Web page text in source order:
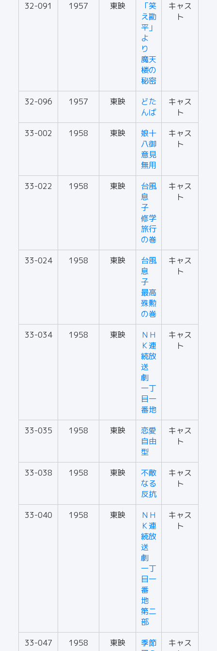
32-091 1957 東映
「笑
え勘
平」
よ
り
魔天
楼の
秘密
キャス
ト
32-096 1957 東映
どた
んば
キャス
ト
33-002
1958 東映
娘十
八御
意見
無用
キャス
ト
33-022 1958 東映
台風
息
子
修学
旅行
の巻
キャス
ト
33-024 1958 東映
台風
息
子
最高
殊勲
の巻
キャス
ト
33-034 1958 東映
ＮＨ
Ｋ連
続放
送
劇
一丁
目一
番地
キャス
ト
33-035 1958 東映
恋愛
自由
型
キャス
ト
33-038 1958 東映
不敵
なる
反抗
キャス
ト
33-040 1958 東映
ＮＨ
Ｋ連
続放
送
劇
一丁
目一
番
地
第二
部
キャス
ト
33-047 1958 東映
季節
キャス